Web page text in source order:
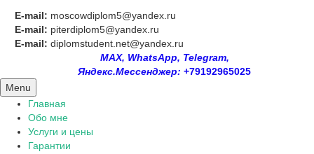
E-mail: moscowdiplom5@yandex.ru
E-mail: piterdiplom5@yandex.ru
E-mail: diplomstudent.net@yandex.ru
MAX, WhatsApp, Telegram,
Яндекс.Мессенджер: +79192965025
Menu
Главная
Обо мне
Услуги и цены
Гарантии